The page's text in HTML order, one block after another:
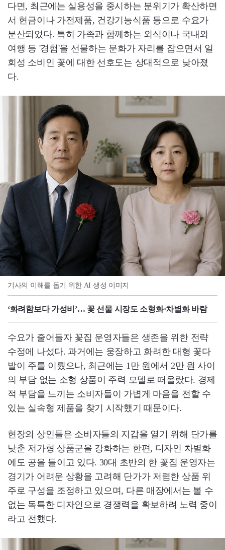
다면, 최근에는 실용성을 중시하는 분위기가 확산하면
서 현금이나 가전제품, 건강기능식품 등으로 수요가
분산되었다. 특히 가족과 함께하는 외식이나 국내외
여행 등 '경험'을 선물하는 문화가 자리를 잡으면서 일
회성 소비인 꽃에 대한 선호도는 상대적으로 낮아졌
다.
기사의 이해를 돕기 위한 AI 생성 이미지
‘화려함보다 가성비’… 꽃 선물 시장도 소형화·차별화 바람
수요가 줄어들자 꽃집 운영자들은 생존을 위한 전략
수정에 나섰다. 과거에는 웅장하고 화려한 대형 꽃다
발이 주를 이뤘으나, 최근에는 1만 원에서 2만 원 사이
의 부담 없는 소형 상품이 주력 모델로 떠올랐다. 경제
적 부담을 느끼는 소비자들이 가볍게 마음을 전할 수
있는 실속형 제품을 찾기 시작했기 때문이다.
현장의 상인들은 소비자들의 지갑을 열기 위해 단가를
낮춘 저가형 상품군을 강화하는 한편, 디자인 차별화
에도 공을 들이고 있다. 30대 초반의 한 꽃집 운영자는
경기가 어려운 상황을 고려해 단가가 저렴한 상품 위
주로 구성을 조정하고 있으며, 다른 매장에서는 볼 수
없는 독특한 디자인으로 경쟁력을 확보하려 노력 중이
라고 전했다.